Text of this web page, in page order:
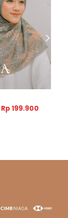
Original
price
Rp 199.900Current